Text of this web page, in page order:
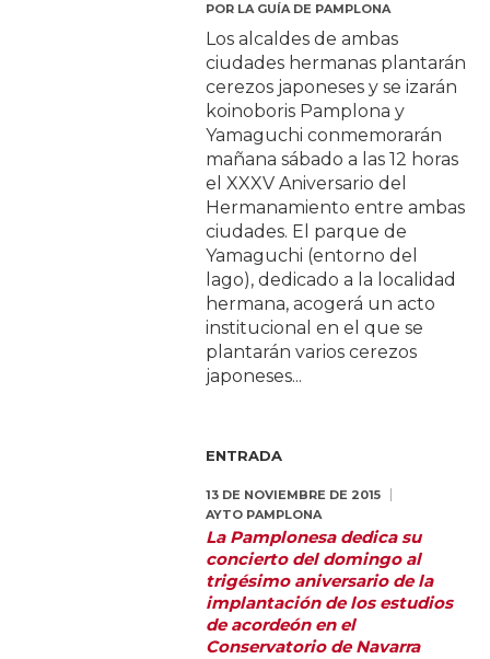
POR LA GUÍA DE PAMPLONA
Los alcaldes de ambas
ciudades hermanas plantarán
cerezos japoneses y se izarán
koinoboris Pamplona y
Yamaguchi conmemorarán
mañana sábado a las 12 horas
el XXXV Aniversario del
Hermanamiento entre ambas
ciudades. El parque de
Yamaguchi (entorno del
lago), dedicado a la localidad
hermana, acogerá un acto
institucional en el que se
plantarán varios cerezos
japoneses...
ENTRADA
13 DE NOVIEMBRE DE 2015
AYTO PAMPLONA
La Pamplonesa dedica su
concierto del domingo al
trigésimo aniversario de la
implantación de los estudios
de acordeón en el
Conservatorio de Navarra